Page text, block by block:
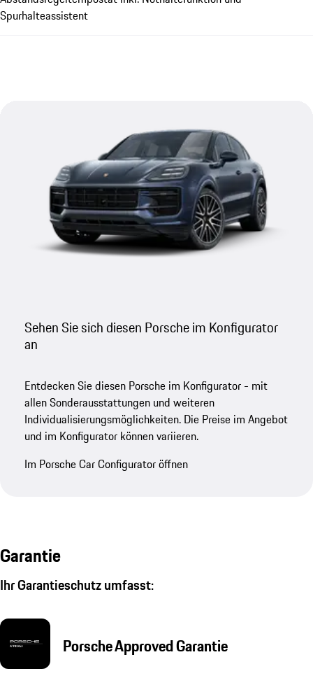
Spurhalteassistent
Sehen Sie sich diesen Porsche im Konfigurator
an
Entdecken Sie diesen Porsche im Konfigurator - mit
allen Sonderausstattungen und weiteren
Individualisierungsmöglichkeiten. Die Preise im Angebot
und im Konfigurator können variieren.
Im Porsche Car Configurator öffnen
Garantie
Ihr Garantieschutz umfasst:
Porsche Approved Garantie